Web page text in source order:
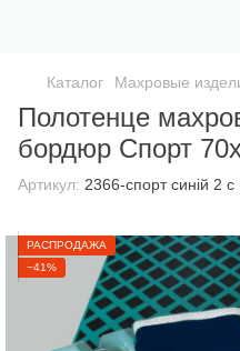
Каталог Махровые
Полотенце
бордюр Спорт
Артикул: 2366-спорт синій 2 с
РАСПРОДАЖА
−41%